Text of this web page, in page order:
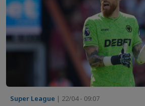
Super League | 22/04 - 09:07